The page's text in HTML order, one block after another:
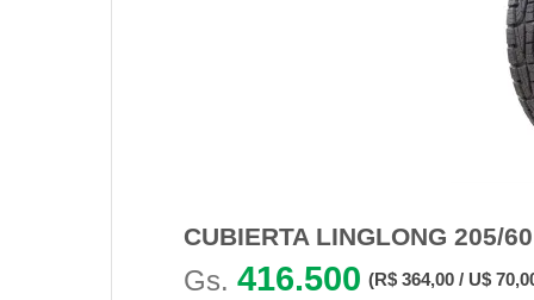
CUBIERTA LINGLONG 205/
Gs. 416.500 (R$ 364,00 / U$